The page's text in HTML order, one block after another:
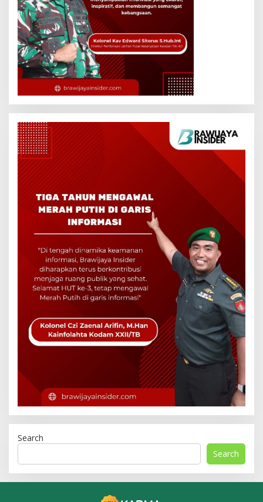
Search
Search